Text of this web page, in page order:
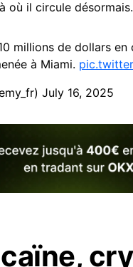
où il circule
millions de dollars
à Miami.
July 16, 2025